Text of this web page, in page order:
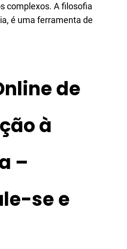
complexos. A filosofia
é uma ferramenta de
de
à
–
se e